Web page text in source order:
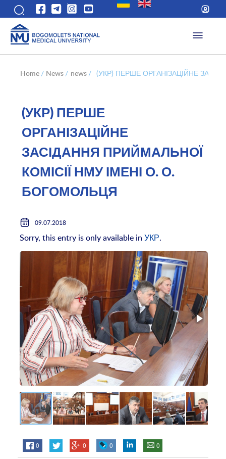
Home / News / news / (УКР) ПЕРШЕ ОРГАНІЗАЦІЙНЕ
(УКР) ПЕРШЕ
ОРГАНІЗАЦІЙНЕ
ЗАСІДАННЯ ПРИЙМАЛЬНОЇ
КОМІСІЇ НМУ ІМЕНІ О. О.
БОГОМОЛЬЦЯ
09.07.2018
Sorry, this entry is only available inУКР.
0 0 0 0